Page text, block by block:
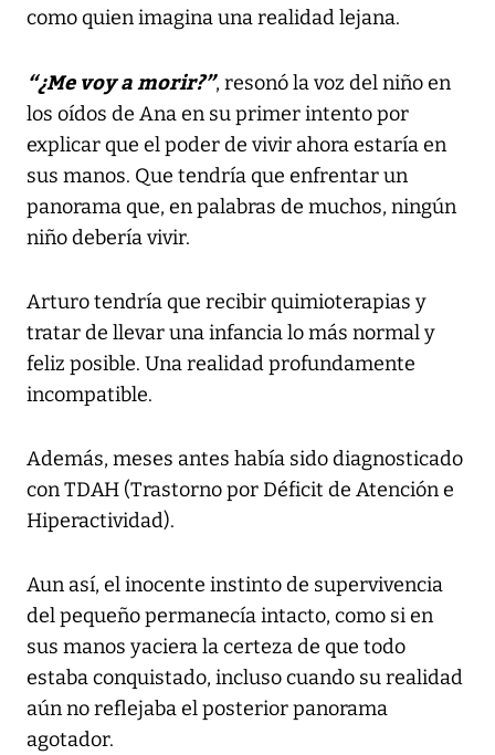
como quien imagina una realidad lejana.
“¿Me voy a morir?”, resonó la voz del niño en
los oídos de Ana en su primer intento por
explicar que el poder de vivir ahora estaría en
sus manos. Que tendría que enfrentar un
panorama que, en palabras de muchos, ningún
niño debería vivir.
Arturo tendría que recibir quimioterapias y
tratar de llevar una infancia lo más normal y
feliz posible. Una realidad profundamente
incompatible.
Además, meses antes había sido diagnosticado
con TDAH (Trastorno por Déficit de Atención e
Hiperactividad).
Aun así, el inocente instinto de supervivencia
del pequeño permanecía intacto, como si en
sus manos yaciera la certeza de que todo
estaba conquistado, incluso cuando su realidad
aún no reflejaba el posterior panorama
agotador.